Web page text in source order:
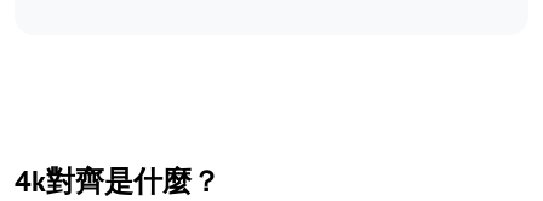
4k對齊是什麼？